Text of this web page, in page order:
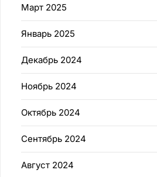
Март 2025
Январь 2025
Декабрь 2024
Ноябрь 2024
Октябрь 2024
Сентябрь 2024
Август 2024